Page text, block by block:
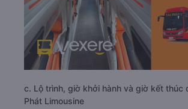
c. Lộ trình, giờ khởi hành và giờ kết thúc
Phát Limousine